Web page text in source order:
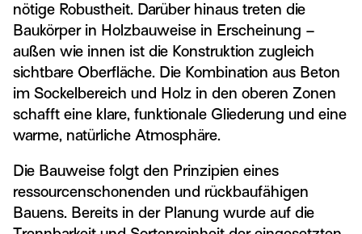
nötige Robustheit. Darüber hinaus treten die
Baukörper in Holzbauweise in Erscheinung –
außen wie innen ist die Konstruktion zugleich
sichtbare Oberfläche. Die Kombination aus Beton
im Sockelbereich und Holz in den oberen Zonen
schafft eine klare, funktionale Gliederung und eine
warme, natürliche Atmosphäre.
Die Bauweise folgt den Prinzipien eines
ressourcenschonenden und rückbaufähigen
Bauens. Bereits in der Planung wurde auf die